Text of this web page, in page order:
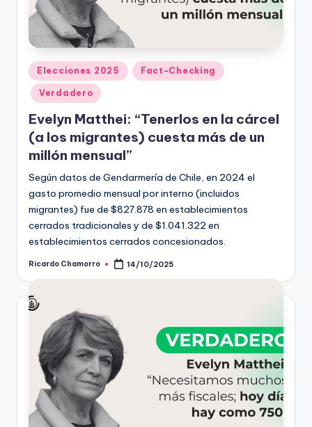
Publicado
en
Elecciones 2025 Fact-Checking
Verdadero
Evelyn Matthei: “Tenerlos en la cárcel
(a los migrantes) cuesta más de un
millón mensual”
Según datos de Gendarmería de Chile, en 2024 el
gasto promedio mensual por interno (incluidos
migrantes) fue de $827.878 en establecimientos
cerrados tradicionales y de $1.041.322 en
establecimientos cerrados concesionados.
Publicado
Ricardo Chamorro 14/10/2025